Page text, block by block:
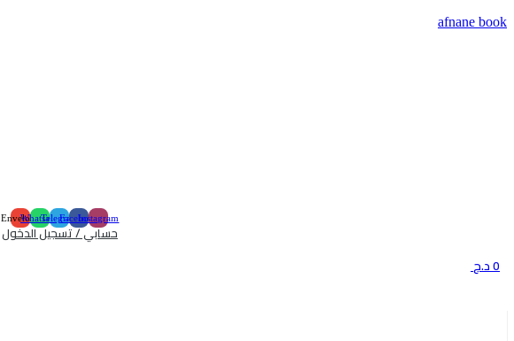
afnane book
Instagram
Facebook
Telegram
Whatsapp
Envelope
حسابي / تسجيل الدخول
0د.ج